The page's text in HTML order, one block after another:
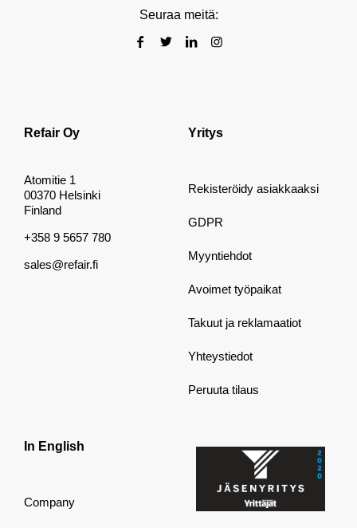
Seuraa meitä:
Refair Oy
Atomitie 1
00370 Helsinki
Finland
+358 9 5657 780
sales@refair.fi
Yritys
Rekisteröidy asiakkaaksi
GDPR
Myyntiehdot
Avoimet työpaikat
Takuut ja reklamaatiot
Yhteystiedot
Peruuta tilaus
In English
Company